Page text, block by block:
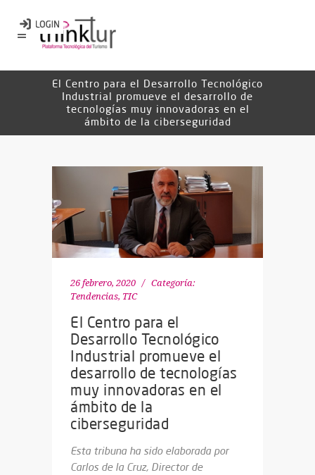
El Centro para el Desarrollo Tecnológico
Industrial promueve el desarrollo de
tecnologías muy innovadoras en el
ámbito de la ciberseguridad
26 febrero, 2020
Categoría:
Tendencias, TIC
El Centro para el
Desarrollo Tecnológico
Industrial promueve el
desarrollo de tecnologías
muy innovadoras en el
ámbito de la
ciberseguridad
Esta tribuna ha sido elaborada por
Carlos de la Cruz, Director de